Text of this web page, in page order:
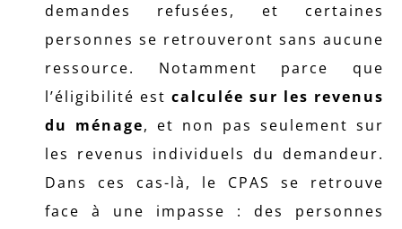
demandes refusées, et certaines
personnes se retrouveront sans aucune
ressource. Notamment parce que
l’éligibilité est calculée sur les revenus
du ménage, et non pas seulement sur
les revenus individuels du demandeur.
Dans ces cas-là, le CPAS se retrouve
face à une impasse : des personnes